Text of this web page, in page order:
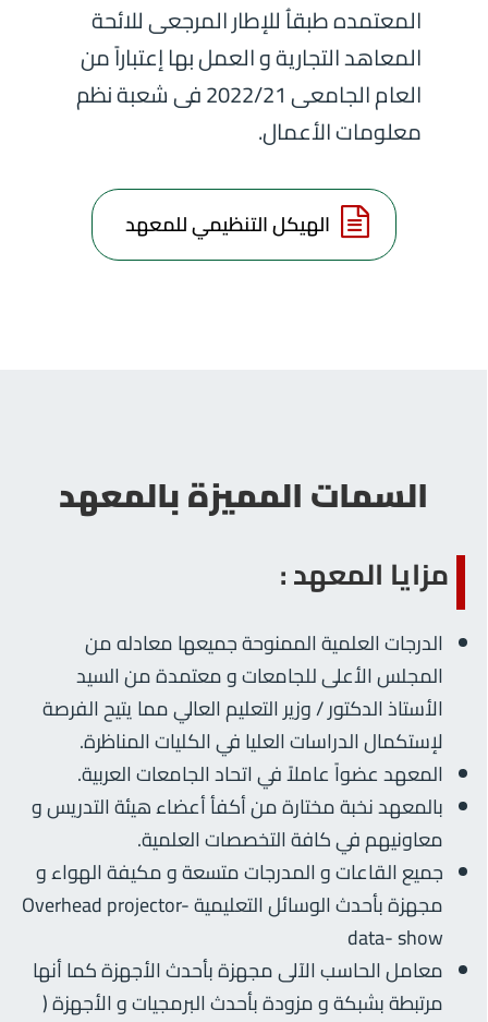
المعتمده طبقاُ للإطار المرجعى للائحة
المعاهد التجارية و العمل بها إعتباراً من
العام الجامعى 2022/21 فى شعبة نظم
معلومات الأعمال.
الهيكل التنظيمي للمعهد
السمات المميزة بالمعهد
مزايا المعهد :
الدرجات العلمية الممنوحة جميعها معادله من
المجلس الأعلى للجامعات و معتمدة من السيد
الأستاذ الدكتور / وزير التعليم العالي مما يتيح الفرصة
لإستكمال الدراسات العليا في الكليات المناظرة.
المعهد عضواً عاملاً في اتحاد الجامعات العربية.
بالمعهد نخبة مختارة من أكفأ أعضاء هيئة التدريس و
معاونيهم في كافة التخصصات العلمية.
جميع القاعات و المدرجات متسعة و مكيفة الهواء و
مجهزة بأحدث الوسائل التعليمية Overhead projector-
data- show
معامل الحاسب الآلى مجهزة بأحدث الأجهزة كما أنها
مرتبطة بشبكة و مزودة بأحدث البرمجيات و الأجهزة (